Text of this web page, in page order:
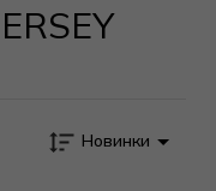
Новинки